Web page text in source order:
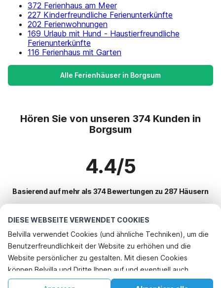
DIESE WEBSEITE VERWENDET COOKIES
Belvilla verwendet Cookies (und ähnliche Techniken), um die
Benutzerfreundlichkeit der Website zu erhöhen und die
Website persönlicher zu gestalten. Mit diesen Cookies
können Belvilla und Dritte Ihnen auf und eventuell auch
außerhalb unserer Website folgen, um Werbung Ihren
372 Ferienhaus am Meer
227 Kinderfreundliche Ferienunterkünfte
202 Ferienwohnungen
169 Urlaub mit Hund - Haustierfreundliche
Ferienunterkünfte
116 Ferienhaus mit Garten
Alle Ferienhäuser in Borgsum
Hören Sie von unseren 374 Kunden in
Borgsum
4.4/5
Basierend auf mehr als 374 Bewertungen zu 287 Häusern
Beliebteste Reiseziele für Urlaub
Top-Städte mit Top-Annehmlichkeiten für den Urlaub
Kinderfreundliche Ferienunterkünfte grossenbrode
Kinderfreundliche Ferienunterkünfte grossenbrode
Beliebte Ausstattungen für Urlaub in Borgsum
Ferienhaus am Meer
Telefonisch buchen